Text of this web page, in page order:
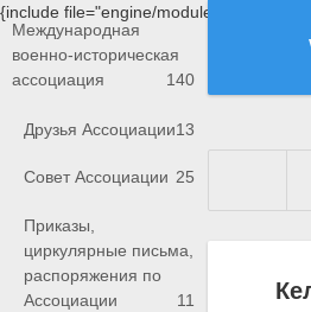
{include file="engine/modules/saperu/
Международная
военно-историческая
ассоциация
140
Друзья Ассоциации13
Совет Ассоциации 25
Приказы,
циркулярные письма,
распоряжения по
Ассоциации
11